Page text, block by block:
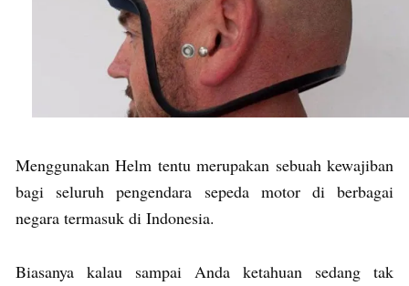
Menggunakan Helm tentu merupakan sebuah kewajiban
bagi seluruh pengendara sepeda motor di berbagai
negara termasuk di Indonesia.
Biasanya kalau sampai Anda ketahuan sedang tak